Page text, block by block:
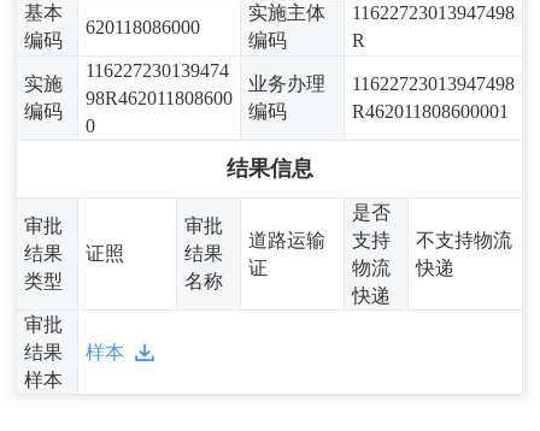
基本
编码
620118086000
实施主体
编码
11622723013947498
R
实施
编码
116227230139474
98R462011808600
0
业务办理
编码
11622723013947498
R462011808600001
结果信息
审批
结果
类型
证照
审批
结果
名称
道路运输
证
是否
支持
物流
快递
不支持物流
快递
审批
结果
样本
样本